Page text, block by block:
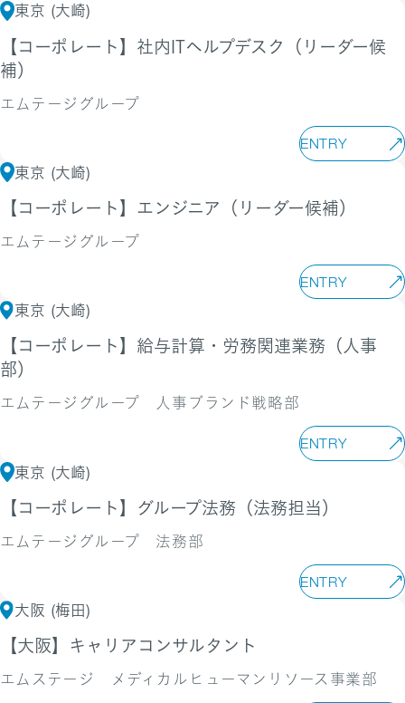
東京 (大崎)
【コーポレート】社内ITヘルプデスク（リーダー候
補）
エムテージグループ
ENTRY
東京 (大崎)
【コーポレート】エンジニア（リーダー候補）
エムテージグループ
ENTRY
東京 (大崎)
【コーポレート】給与計算・労務関連業務（人事
部）
エムテージグループ 人事ブランド戦略部
ENTRY
東京 (大崎)
【コーポレート】グループ法務（法務担当）
エムテージグループ 法務部
ENTRY
大阪 (梅田)
【大阪】キャリアコンサルタント
エムステージ メディカルヒューマンリソース事業部